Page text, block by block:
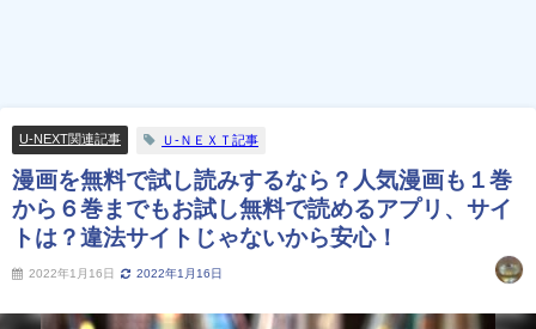
U-NEXT関連記事 Ｕ-ＮＥＸＴ記事
漫画を無料で試し読みするなら？人気漫画も１巻
から６巻までもお試し無料で読めるアプリ、サイ
トは？違法サイトじゃないから安心！
2022年1月16日 2022年1月16日